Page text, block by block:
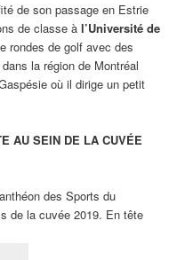
de son passage en Estrie
de classe àl’Université de
rondes de golf avec des
la région de Montréal
où il dirige un petit
AU SEIN DE LA CUVÉE
des Sports du
de la cuvée 2019. En tête